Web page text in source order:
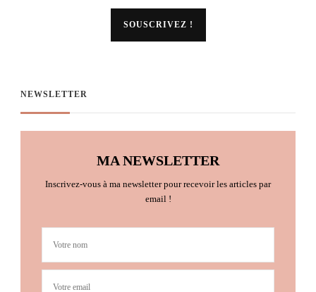
NEWSLETTER
MA NEWSLETTER
Inscrivez-vous à ma newsletter pour recevoir les articles par
email !